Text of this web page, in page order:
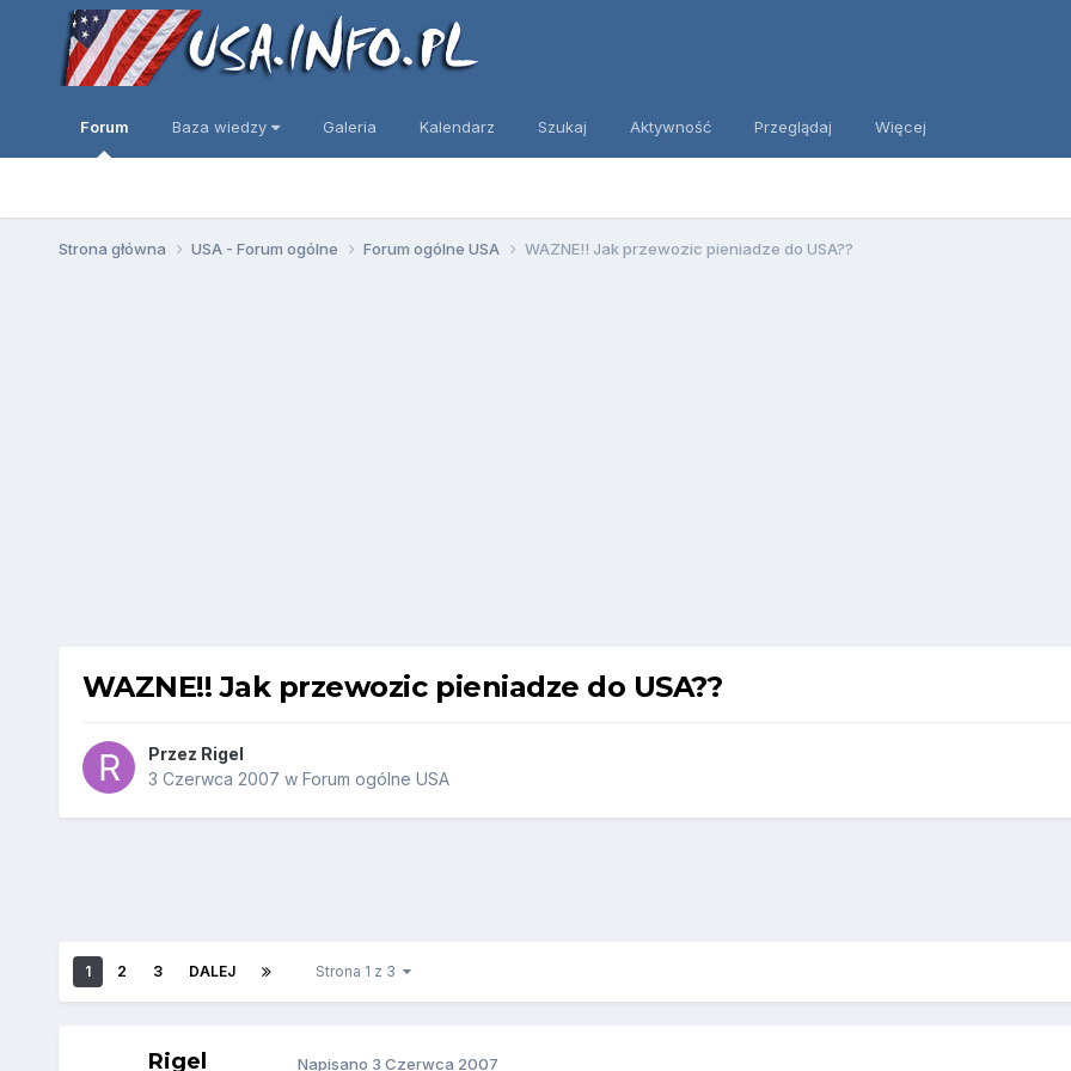
Forum Baza wiedzy Galeria Kalendarz Szukaj Aktywność Przeglądaj Więcej
Strona główna USA - Forum ogólne Forum ogólne USA WAZNE!! Jak przewozic pieniadze do USA??
WAZNE!! Jak przewozic pieniadze do USA??
Przez Rigel
3 Czerwca 2007 w Forum ogólne USA
1 2 3 DALEJ Strona 1 z 3
Rigel Napisano 3 Czerwca 2007